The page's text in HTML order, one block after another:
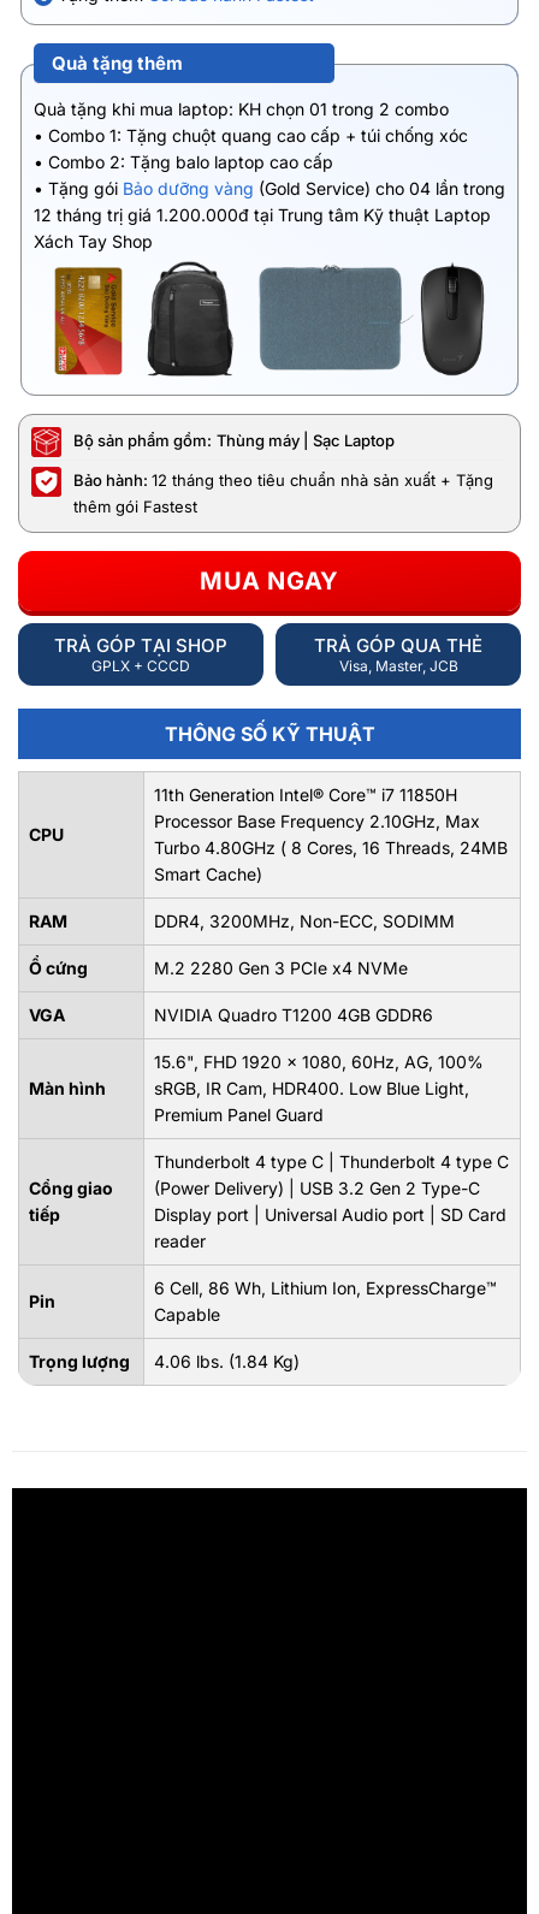
Quà tặng thêm
Quà tặng khi mua laptop: KH chọn 01 trong 2 combo
• Combo 1: Tặng chuột quang cao cấp + túi chống xóc
• Combo 2: Tặng balo laptop cao cấp
• Tặng gói Bảo dưỡng vàng (Gold Service) cho 04 lần trong
12 tháng trị giá 1.200.000đ tại Trung tâm Kỹ thuật Laptop
Xách Tay Shop
Bộ sản phẩm gồm: Thùng máy | Sạc Laptop
Bảo hành: 12 tháng theo tiêu chuẩn nhà sản xuất + Tặng
thêm gói Fastest
MUA NGAY
TRẢ GÓP TẠI SHOP
GPLX + CCCD
TRẢ GÓP QUA THẺ
Visa, Master, JCB
THÔNG SỐ KỸ THUẬT
CPU
11th Generation Intel® Core™ i7 11850H
Processor Base Frequency 2.10GHz, Max
Turbo 4.80GHz ( 8 Cores, 16 Threads, 24MB
Smart Cache)
RAM DDR4, 3200MHz, Non-ECC, SODIMM
Ổ cứng M.2 2280 Gen 3 PCIe x4 NVMe
VGA NVIDIA Quadro T1200 4GB GDDR6
Màn hình
15.6", FHD 1920 x 1080, 60Hz, AG, 100%
sRGB, IR Cam, HDR400. Low Blue Light,
Premium Panel Guard
Cổng giao
tiếp
Thunderbolt 4 type C | Thunderbolt 4 type C
(Power Delivery) | USB 3.2 Gen 2 Type-C
Display port | Universal Audio port | SD Card
reader
Pin
6 Cell, 86 Wh, Lithium Ion, ExpressCharge™
Capable
Trọng lượng 4.06 lbs. (1.84 Kg)